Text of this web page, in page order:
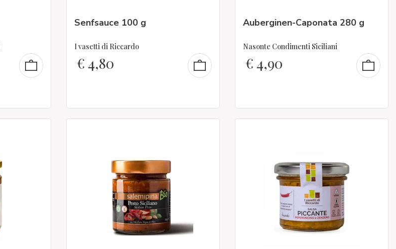
Senfsauce 100 g
I vasetti di Riccardo
€4,80
Auberginen-Caponata 280 g
Nasonte Condimenti Siciliani
€4,90